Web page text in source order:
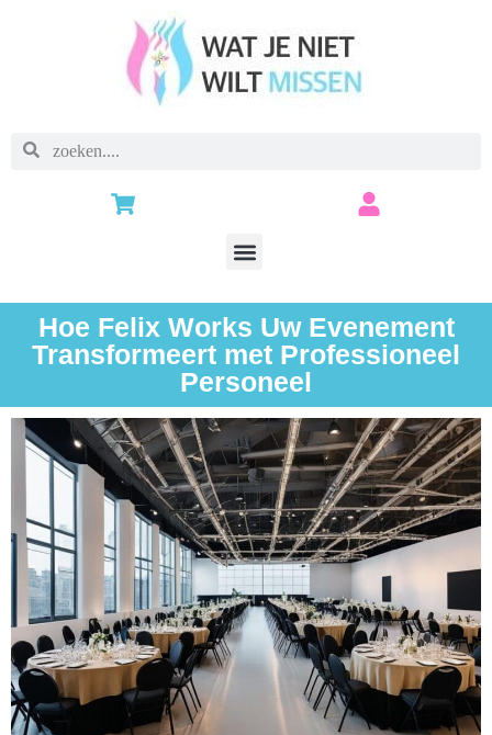
Hoe Felix Works Uw Evenement
Transformeert met Professioneel
Personeel